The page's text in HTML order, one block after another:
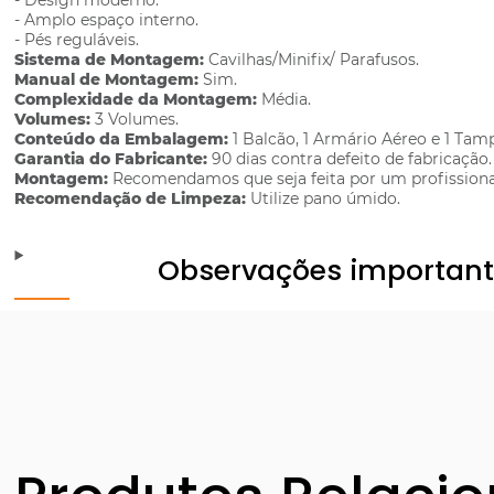
- Amplo espaço interno.
- Pés reguláveis.
Sistema de Montagem:Cavilhas/Minifix/ Parafusos.
Manual de Montagem: Sim.
Complexidade da Montagem: Média.
Volumes: 3 Volumes.
Conteúdo da Embalagem: 1 Balcão, 1 Armário Aéreo e 1
Garantia do Fabricante: 90 dias contra defeito de fabricação.
Montagem: Recomendamos que seja feita por um
Recomendação de Limpeza: Utilize pano úmido.
Observações